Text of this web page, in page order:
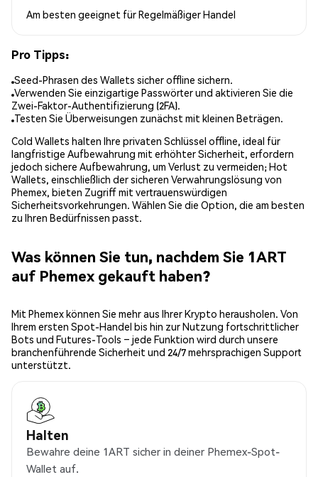
Am besten geeignet fürRegelmäßiger Handel
Pro Tipps:
Seed-Phrasen des Wallets sicher offline sichern.
Verwenden Sie einzigartige Passwörter und aktivieren Sie die
Zwei-Faktor-Authentifizierung (2FA).
Testen Sie Überweisungen zunächst mit kleinen Beträgen.
Cold Wallets halten Ihre privaten Schlüssel offline, ideal für
langfristige Aufbewahrung mit erhöhter Sicherheit, erfordern
jedoch sichere Aufbewahrung, um Verlust zu vermeiden; Hot
Wallets, einschließlich der sicheren Verwahrungslösung von
Phemex, bieten Zugriff mit vertrauenswürdigen
Sicherheitsvorkehrungen. Wählen Sie die Option, die am besten
zu Ihren Bedürfnissen passt.
Was können Sie tun, nachdem Sie 1ART
auf Phemex gekauft haben?
Mit Phemex können Sie mehr aus Ihrer Krypto herausholen. Von
Ihrem ersten Spot-Handel bis hin zur Nutzung fortschrittlicher
Bots und Futures-Tools – jede Funktion wird durch unsere
branchenführende Sicherheit und 24/7 mehrsprachigen Support
unterstützt.
Halten
Bewahre deine 1ART sicher in deiner Phemex-Spot-
Wallet auf.